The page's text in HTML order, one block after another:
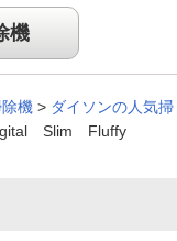
（大阪府
した。
分けてます。さっ
機
機 > ダイソンの人気掃
Slim Fluffy